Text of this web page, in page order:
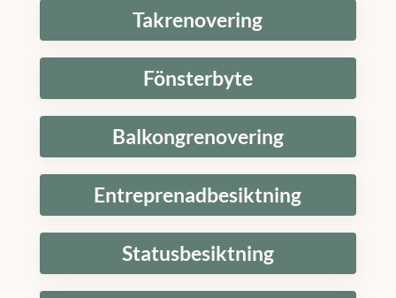
Takrenovering
Fönsterbyte
Balkongrenovering
Entreprenadbesiktning
Statusbesiktning